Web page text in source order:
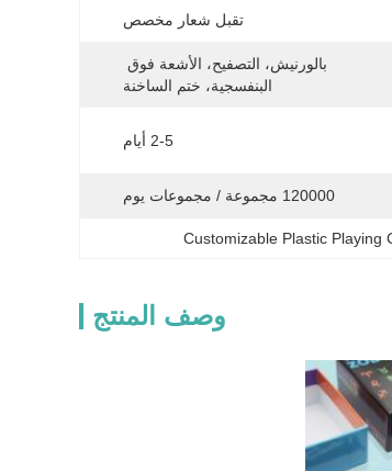
تقبل شعار مخصص
البنفسجية، ختم الساخنة
2-5 أيام
120000 مجموعة / مجموعات يوم
Customizable Plastic Playing
وصف المنتج